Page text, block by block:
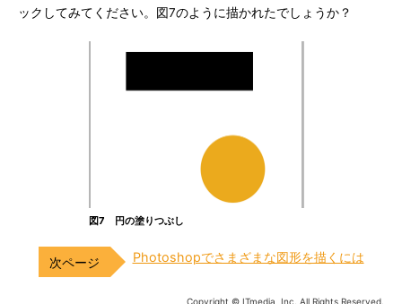
ックしてみてください。図7のように描かれたでしょうか？
図7 円の塗りつぶし
Photoshopでさまざまな図形を描くには
Copyright © ITmedia, Inc. All Rights Reserved.